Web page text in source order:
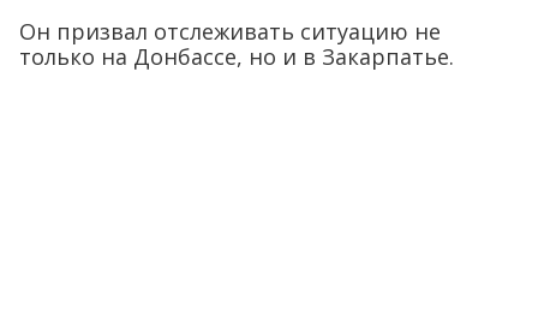
Он призвал отслеживать ситуацию не
только на Донбассе, но и в Закарпатье.